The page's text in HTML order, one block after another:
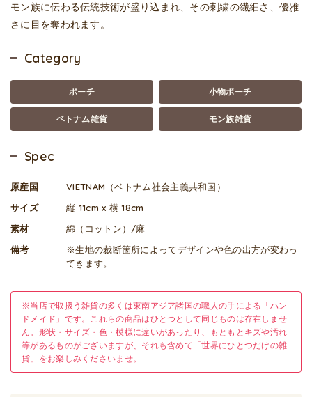
モン族に伝わる伝統技術が盛り込まれ、その刺繍の繊細さ、優雅
さに目を奪われます。
Category
ポーチ 小物ポーチ
ベトナム雑貨 モン族雑貨
Spec
原産国
VIETNAM（ベトナム社会主義共和国）
サイズ
縦 11cm x 横 18cm
素材
綿（コットン）/麻
備考
※生地の裁断箇所によってデザインや色の出方が変わっ
てきます。
※当店で取扱う雑貨の多くは東南アジア諸国の職人の手による「ハン
ドメイド」です。これらの商品はひとつとして同じものは存在しませ
ん。形状・サイズ・色・模様に違いがあったり、もともとキズや汚れ
等があるものがございますが、それも含めて「世界にひとつだけの雑
貨」をお楽しみくださいませ。